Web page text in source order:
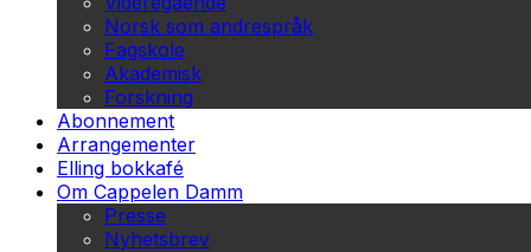
Norsk som andrespråk
Fagskole
Akademisk
Forskning
Abonnement
Arrangementer
Elling bokkafé
Om Cappelen Damm
Presse
Nyhetsbrev